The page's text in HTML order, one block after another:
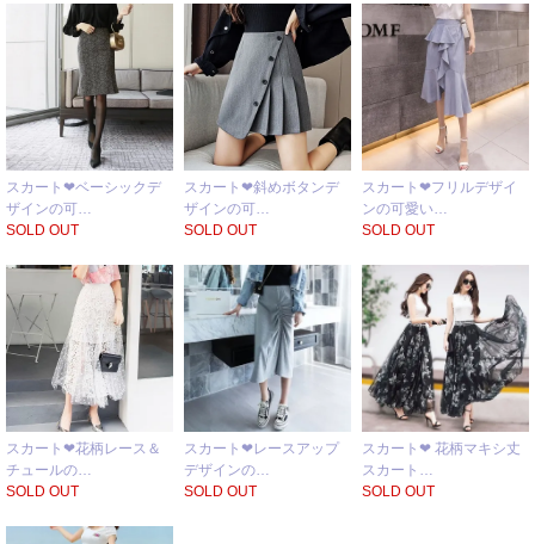
スカート❤ベーシックデ
ザインの可…
SOLD OUT
スカート❤斜めボタンデ
ザインの可…
SOLD OUT
スカート❤フリルデザイ
ンの可愛い…
SOLD OUT
スカート❤花柄レース＆
チュールの…
SOLD OUT
スカート❤レースアップ
デザインの…
SOLD OUT
スカート❤ 花柄マキシ丈
スカート…
SOLD OUT